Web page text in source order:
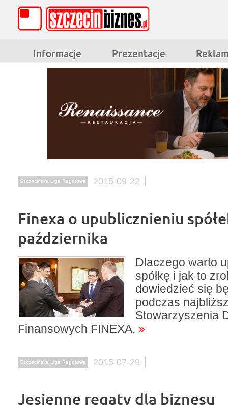
Informacje Prezentacje
Szczecińska Liga Regatowa 2015-09-22
Finexa o upublicznieniu
października
Dlaczego warto
spółkę i jak to
dowiedzieć się
podczas
Stowarzyszenia
Finansowych FINEXA. »
Szczecińska Liga Regatowa 2015-07-29
Jesienne regaty dla biznesu